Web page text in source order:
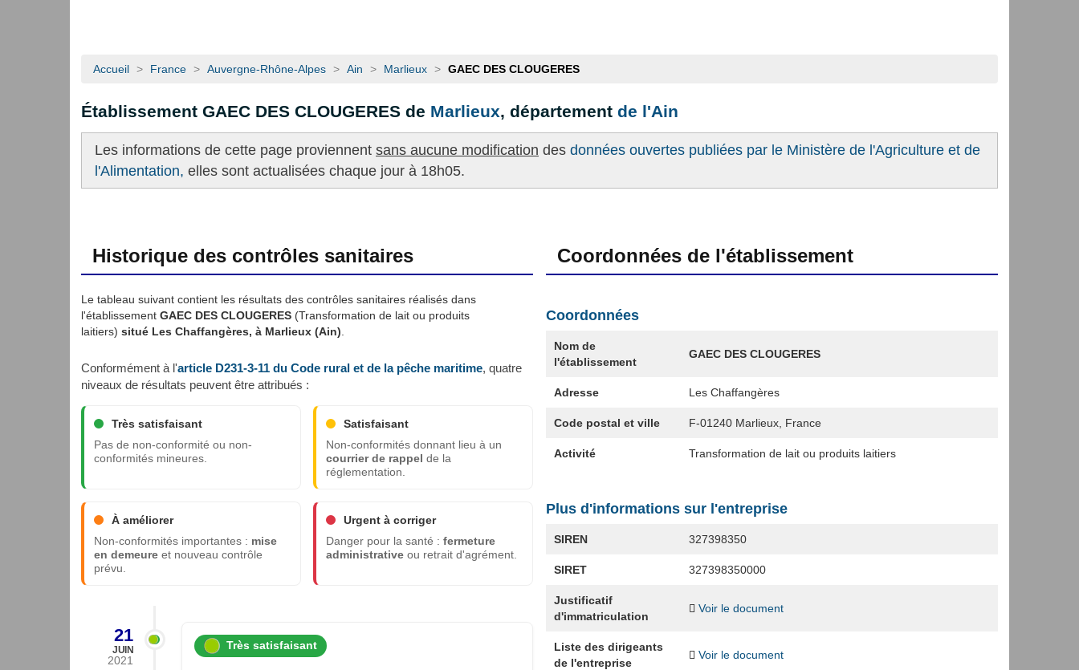
Accueil > France > Auvergne-Rhône-Alpes > Ain > Marlieux > GAEC DES CLOUGERES
Établissement GAEC DES CLOUGERES de Marlieux, département de l'Ain
Les informations de cette page proviennent sans aucune modification des données ouvertes publiées par le Ministère de l'Agriculture et de
l'Alimentation, elles sont actualisées chaque jour à 18h05.
Historique des contrôles sanitaires
Le tableau suivant contient les résultats des contrôles sanitaires réalisés dans
l'établissement GAEC DES CLOUGERES (Transformation de lait ou produits
laitiers) situé Les Chaffangères, à Marlieux (Ain)
Conformément à l'article D231-3-11 du Code rural et de la pêche maritime, quatre
niveaux de résultats peuvent être attribués :
Très satisfaisant
Pas de non-conformité ou non-
conformités mineures.
Satisfaisant
Non-conformités donnant lieu à un
courrier de rappel de la
réglementation.
À améliorer
Non-conformités importantes : mise
en demeure et nouveau contrôle
prévu.
Urgent à corriger
Danger pour la santé : fermeture
administrative ou retrait d'agrément.
21
JUIN
2021
Très satisfaisant
Coordonnées de l'établissement
Coordonnées
Nom de
l'établissement
GAEC DES CLOUGERES
Adresse Les Chaffangères
Code postal et ville F-01240 Marlieux, France
Activité Transformation de lait ou produits laitiers
Plus d'informations sur l'entreprise
SIREN 327398350
SIRET 327398350000
Justificatif
d'immatriculation
Voir le document
Liste des dirigeants
de l'entreprise
Voir le document